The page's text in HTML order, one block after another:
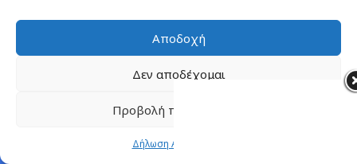
Αποδοχή
Δεν αποδέχομαι
Προβολή προτιμήσεων
Δήλωση Απορρήτου
Αναστασία Φυλακτακίδου
Εκπαιδευτικό Προσωπικό, Παιδαγωγικό Τμήμα
Δημοτικής Εκπαίδευσης, Πανεπιστήμιο Ιωαννίνων
«Μετασχηματισμοί των μουσικοχορευτικών πρακτικών
συναίσθημα και διαπραγμάτευση της ταυτότητας»